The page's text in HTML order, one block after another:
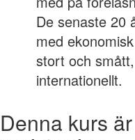
De senaste 20
med
stort och
internationellt.
Denna kurs